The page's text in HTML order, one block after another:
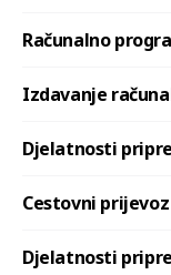
Računalno
Izdavanje
Djelatnosti
Cestovni
Djelatnosti